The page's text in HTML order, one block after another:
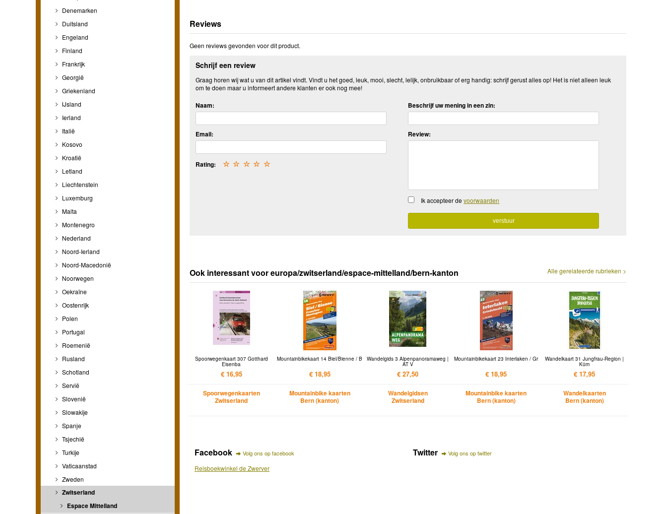
Denemarken
Duitsland
Engeland
Finland
Frankrijk
Georgië
Griekenland
IJsland
Ierland
Italië
Kosovo
Kroatië
Letland
Liechtenstein
Luxemburg
Malta
Montenegro
Nederland
Noord-Ierland
Noord-Macedonië
Noorwegen
Oekraïne
Oostenrijk
Polen
Portugal
Roemenië
Rusland
Schotland
Servië
Slovenië
Slowakije
Spanje
Tsjechië
Turkije
Vaticaanstad
Zweden
Zwitserland
Espace Mittelland
Reviews
Geen reviews gevonden voor dit product.
Schrijf een review
Graag horen wij wat u van dit artikel vindt. Vindt u het goed, leuk, mooi, slecht, lelijk, onbruikbaar of erg handig: schrijf gerust alles op! Het is niet alleen leuk
om te doen maar u informeert andere klanten er ook nog mee!
Naam:
Email:
Rating: ☆
☆
☆
☆
☆
Beschrijf uw mening in een zin:
Review:
Ik accepteer devoorwaarden
Alle gerelateerde rubrieken >
Ook interessant voor europa/zwitserland/espace-mittelland/bern-kanton
Spoorwegenkaart 307 Gotthard
Eisenba
€ 16,95
Spoorwegenkaarten
Zwitserland
Mountainbikekaart 14 Biel/Bienne / B
€ 18,95
Mountainbike kaarten
Bern (kanton)
Wandelgids 3 Alpenpanoramaweg |
AT V
€ 27,50
Wandelgidsen
Zwitserland
Mountainbikekaart 23 Interlaken / Gr
€ 18,95
Mountainbike kaarten
Bern (kanton)
Wandelkaart 31 Jungfrau-Region |
Küm
€ 17,95
Wandelkaarten
Bern (kanton)
Facebook Volg ons op facebook
Reisboekwinkel de Zwerver
Twitter Volg ons op twitter